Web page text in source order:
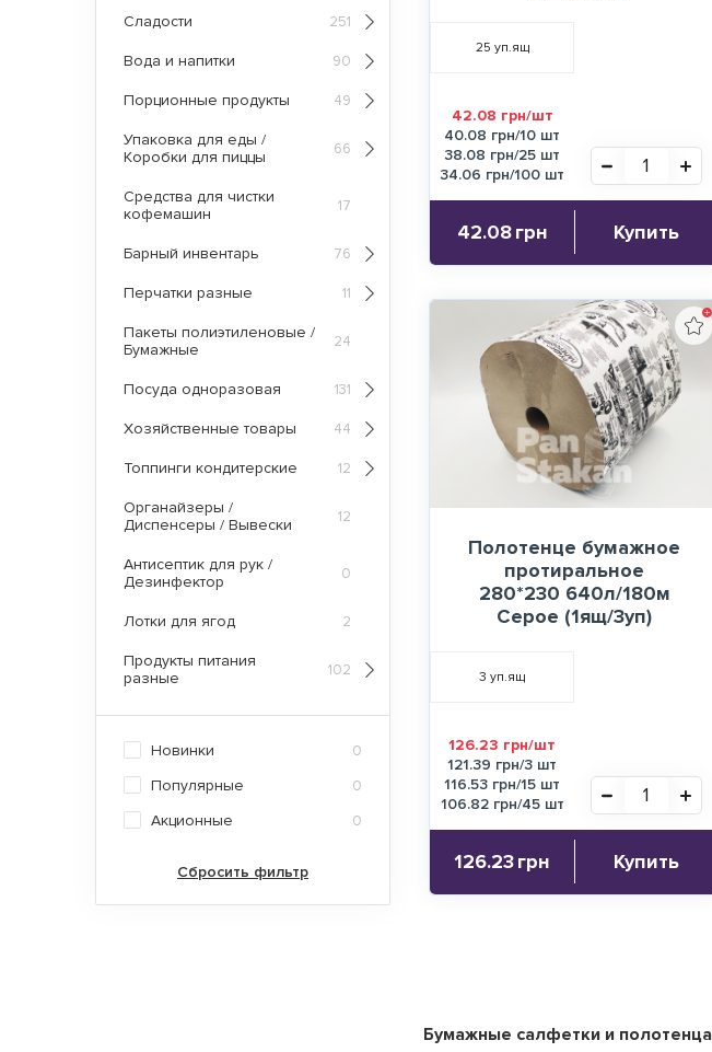
25 уп.ящ
42.08 грн/шт
40.08 грн/10 шт
38.08 грн/25 шт
34.06 грн/100 шт
42.08грн Купить
Полотенце бумажное
протиральное
280*230 640л/180м
Серое (1ящ/3уп)
3 уп.ящ
126.23 грн/шт
121.39 грн/3 шт
116.53 грн/15 шт
106.82 грн/45 шт
126.23грн Купить
Бумажные салфетки и полотенца
Сладости 251
Вода и напитки 90
Порционные продукты 49
Упаковка для еды /
Коробки для пиццы
66
Средства для чистки
кофемашин
17
Барный инвентарь 76
Перчатки разные 11
Пакеты полиэтиленовые /
Бумажные
24
Посуда одноразовая 131
Хозяйственные товары 44
Топпинги кондитерские 12
Органайзеры /
Диспенсеры / Вывески
12
Антисептик для рук /
Дезинфектор
0
Лотки для ягод 2
Продукты питания
разные
102
Новинки 0
Популярные 0
Акционные 0
Сбросить фильтр